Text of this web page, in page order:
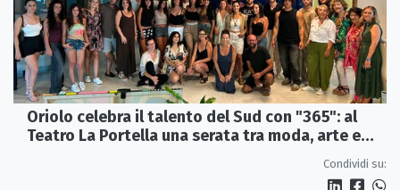
Oriolo celebra il talento del Sud con "365": al
Teatro La Portella una serata tra moda, arte e
Condividi su: